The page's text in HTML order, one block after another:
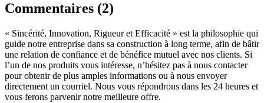
Commentaires (2)
« Sincérité, Innovation, Rigueur et Efficacité » est la philosophie qui
guide notre entreprise dans sa construction à long terme, afin de bâtir
une relation de confiance et de bénéfice mutuel avec nos clients. Si
l’un de nos produits vous intéresse, n’hésitez pas à nous contacter
pour obtenir de plus amples informations ou à nous envoyer
directement un courriel. Nous vous répondrons dans les 24 heures et
vous ferons parvenir notre meilleure offre.